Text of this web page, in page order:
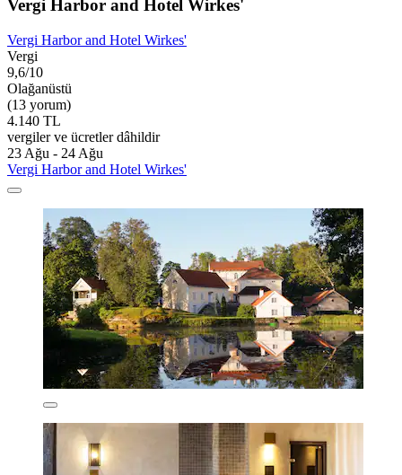
Vergi Harbor and Hotel Wirkes'
Vergi Harbor and Hotel Wirkes'
Vergi
9,6/10
Olağanüstü
(13 yorum)
4.140 TL
vergiler ve ücretler dâhildir
23 Ağu - 24 Ağu
Vergi Harbor and Hotel Wirkes'